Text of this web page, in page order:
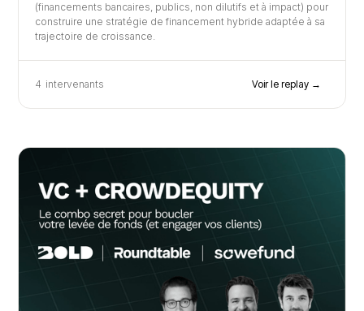
(financements bancaires, publics, non dilutifs et à impact) pour
construire une stratégie de financement hybride adaptée à sa
trajectoire de croissance.
4 intervenants Voir le replay →